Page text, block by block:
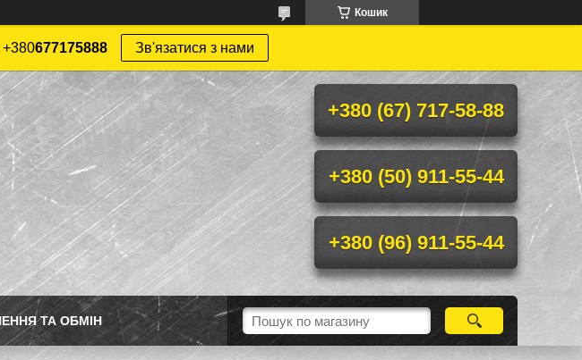
Кошик
+380677175888 Зв'язатися з нами
+380 (67) 717-58-88
+380 (50) 911-55-44
+380 (96) 911-55-44
ТА ОБМІН